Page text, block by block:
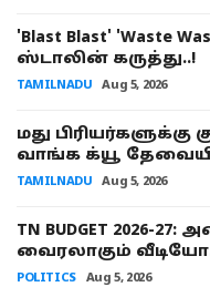
'Blast Blast' 'Waste
ஸ்டாலின் கருத்து..!
TAMILNADU Aug 5, 2026
மது பிரியர்களுக்கு
வாங்க க்யூ
TAMILNADU Aug 5, 2026
TN BUDGET
வைரலாகும்
POLITICS Aug 5, 2026